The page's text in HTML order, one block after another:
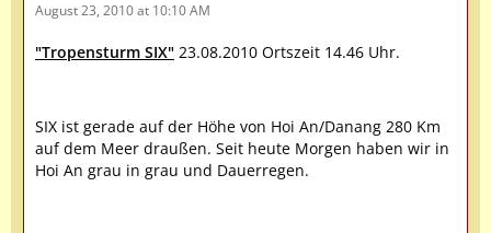
August 23, 2010 at 10:10 AM
"Tropensturm SIX" 23.08.2010 Ortszeit 14.46 Uhr.
SIX ist gerade auf der Höhe von Hoi An/Danang 280 Km
auf dem Meer draußen. Seit heute Morgen haben wir in
Hoi An grau in grau und Dauerregen.